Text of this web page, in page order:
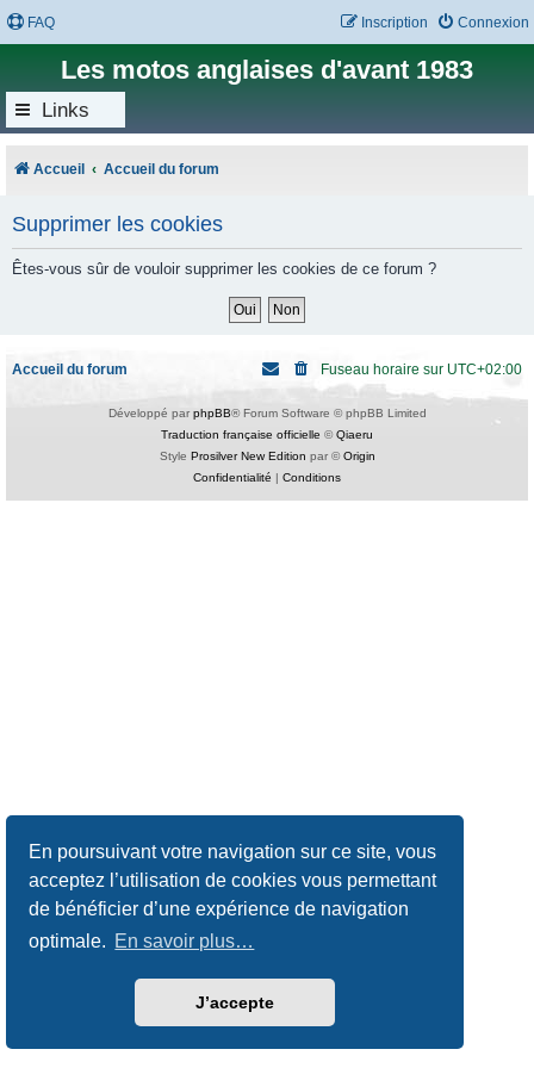
En poursuivant votre navigation sur ce site, vous
acceptez l’utilisation de cookies vous permettant
de bénéficier d’une expérience de navigation
optimale. En savoir plus…
J’accepte
FAQ Connexion
Inscription
Les motos anglaises d'avant 1983
Links
Accueil Accueil du forum
Supprimer les cookies
Êtes-vous sûr de vouloir supprimer les cookies de ce forum ?
Accueil du forum Fuseau horaire sur UTC+02:00
Développé par phpBB® Forum Software © phpBB Limited
Traduction française officielle ©Qiaeru
Style Prosilver New Edition par ©Origin
Confidentialité | Conditions